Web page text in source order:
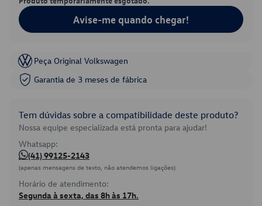
Avise-me quando chegar!
Peça Original Volkswagen
Garantia de 3 meses de fábrica
Tem dúvidas sobre a compatibilidade deste produto?
Nossa equipe especializada está pronta para ajudar!
Whatsapp:
(41) 99125-2143
(apenas mensagens de texto, não atendemos ligações)
Horário de atendimento:
Segunda à sexta, das 8h às 17h.